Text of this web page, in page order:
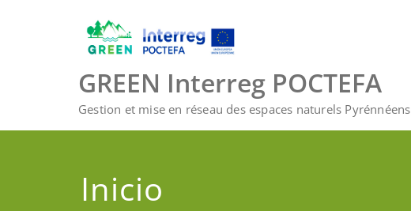
GREEN Interreg POCTEFA
Gestion et mise en réseau des espaces naturels Pyrénnéens
Inicio